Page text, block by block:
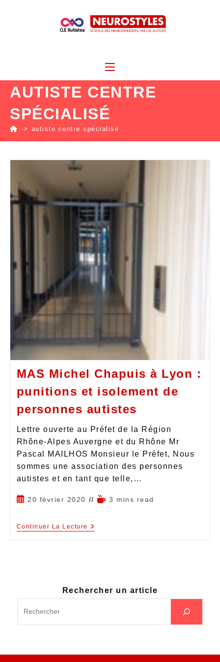
AUTISTE CENTRE
SPÉCIALISÉ
-> autiste centre spécialisé
MAS Michel Chapuis à Lyon :
punitions et isolement de
personnes autistes
Lettre ouverte au Préfet de la Région
Rhône-Alpes Auvergne et du Rhône Mr
Pascal MAILHOS Monsieur le Préfet, Nous
sommes une association des personnes
autistes et en tant que telle,…
20 février 2020 3 mins read
Continuer La Lecture
Rechercher un article